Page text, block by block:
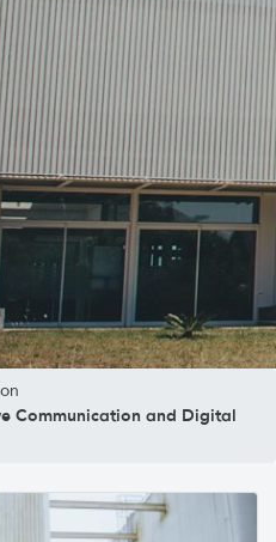
Communication and Digital